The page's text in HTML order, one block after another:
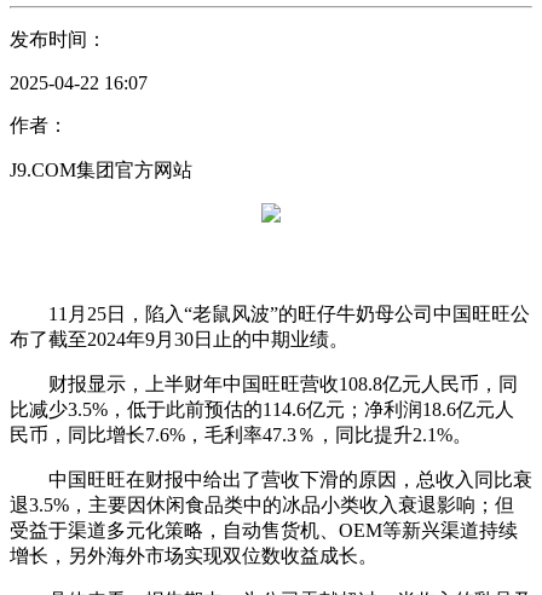
发布时间：
2025-04-22 16:07
作者：
J9.COM集团官方网站
11月25日，陷入“老鼠风波”的旺仔牛奶母公司中国旺旺公
布了截至2024年9月30日止的中期业绩。
财报显示，上半财年中国旺旺营收108.8亿元人民币，同
比减少3.5%，低于此前预估的114.6亿元；净利润18.6亿元人
民币，同比增长7.6%，毛利率47.3％，同比提升2.1%。
中国旺旺在财报中给出了营收下滑的原因，总收入同比衰
退3.5%，主要因休闲食品类中的冰品小类收入衰退影响；但
受益于渠道多元化策略，自动售货机、OEM等新兴渠道持续
增长，另外海外市场实现双位数收益成长。